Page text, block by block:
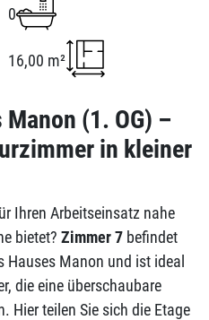
0
16,00 m²
(1. OG) –
in kleiner
Ihren Arbeitseinsatz nahe
bietet? Zimmer 7 befindet
Hauses Manon und ist ideal
die eine überschaubare
Hier teilen Sie sich die Etage